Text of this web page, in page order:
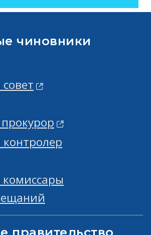
чиновники
контролер
комиссары
правительство